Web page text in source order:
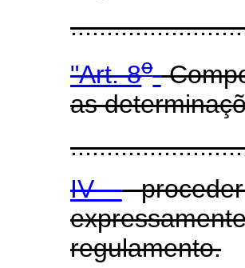
"Art. 8o
as
IV -
regulamento.